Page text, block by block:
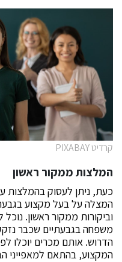
קרדיט PIXABAY
המלצות ממקור ראשון
כעת, ניתן לעסוק בהמלצות
המצלה על בעל מקצוע
וביקורות ממקור ראשון. נוכל
משפחה בגבעתיים שכבר
הדרוש. אותם מכרים יוכלו
המקצוע, בהתאם למאפייני